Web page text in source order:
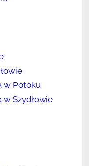
w Potoku
w Szydłowie